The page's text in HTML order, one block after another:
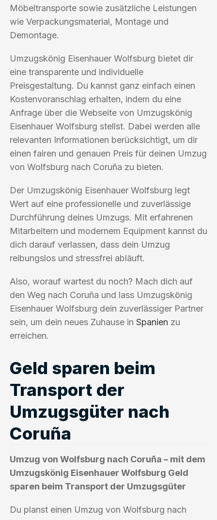
Möbeltransporte sowie zusätzliche Leistungen
wie Verpackungsmaterial, Montage und
Demontage.
Umzugskönig Eisenhauer Wolfsburg bietet dir
eine transparente und individuelle
Preisgestaltung. Du kannst ganz einfach einen
Kostenvoranschlag erhalten, indem du eine
Anfrage über die Webseite von Umzugskönig
Eisenhauer Wolfsburg stellst. Dabei werden alle
relevanten Informationen berücksichtigt, um dir
einen fairen und genauen Preis für deinen Umzug
von Wolfsburg nach Coruña zu bieten.
Der Umzugskönig Eisenhauer Wolfsburg legt
Wert auf eine professionelle und zuverlässige
Durchführung deines Umzugs. Mit erfahrenen
Mitarbeitern und modernem Equipment kannst du
dich darauf verlassen, dass dein Umzug
reibungslos und stressfrei abläuft.
Also, worauf wartest du noch? Mach dich auf
den Weg nach Coruña und lass Umzugskönig
Eisenhauer Wolfsburg dein zuverlässiger Partner
sein, um dein neues Zuhause in Spanien zu
erreichen.
Geld sparen beim
Transport der
Umzugsgüter nach
Coruña
Umzug von Wolfsburg nach Coruña – mit dem
Umzugskönig Eisenhauer Wolfsburg Geld
sparen beim Transport der Umzugsgüter
Du planst einen Umzug von Wolfsburg nach